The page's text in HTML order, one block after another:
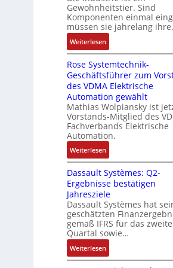
ä
f
t
e
c
h
i
n
e
n
-
u
n
d
A
n
l
a
g
e
n
b
a
u
:
P
o
e
M
u
l
i
t
u
r
n
-
K
i
t
E
n
c
o
d
e
r
e
s
s
e
r
t
e
L
a
s
e
r
r
i
a
n
g
u
l
a
t
i
Gewohnheitstier. Sind
Komponenten einmal
müssen sie jahrelang
Weiterlesen:
D
a
s
I
T
-
R
ü
c
k
r
a
t
d
e
r
F
a
Rose Systemtechnik-
Geschäftsführer zum
des VDMA Elektrische
Automation gewählt
Mathias Wolpiansky ist
Vorstands-Mitglied des
Fachverbands Elektrische
Automation.
Weiterlesen:
R
o
s
e
S
y
s
t
e
m
Dassault Systèmes: Q2-
Ergebnisse bestätigen
Jahresziele
Dassault Systèmes hat
geschätzten
gemäß IFRS für das zweite
Quartal sowie…
Weiterlesen:
D